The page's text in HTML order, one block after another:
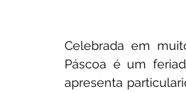
Celebrada em
Páscoa é um
apresenta